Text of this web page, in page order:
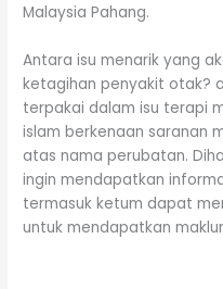
Malaysia Pahang.
Antara isu menarik yang
ketagihan penyakit otak?
terpakai dalam isu terapi
islam berkenaan saranan
atas nama perubatan.
ingin mendapatkan
termasuk ketum dapat
untuk mendapatkan